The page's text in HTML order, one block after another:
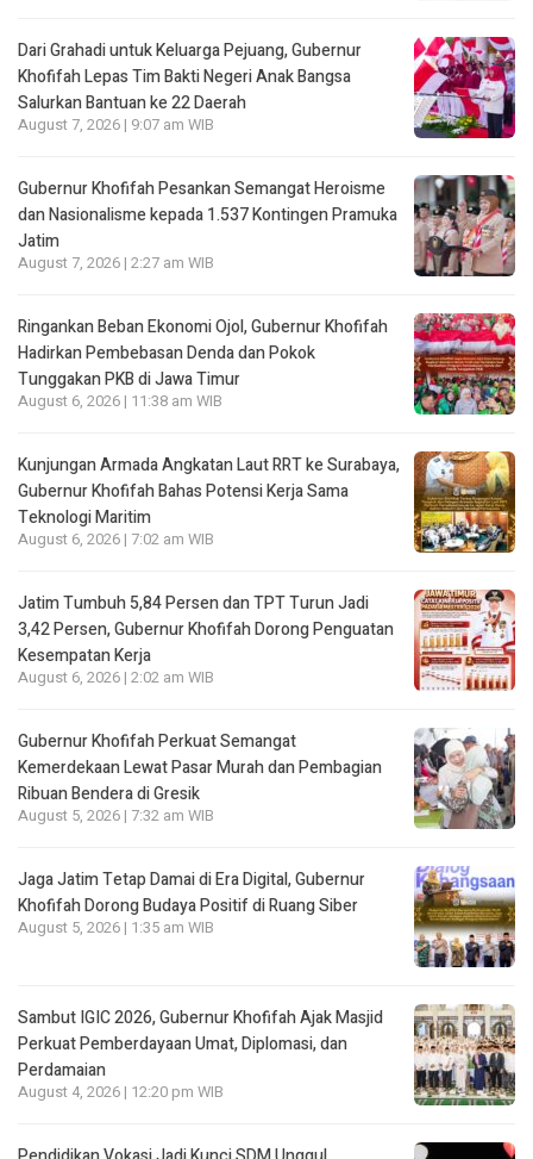
Dari Grahadi untuk Keluarga Pejuang, Gubernur
Khofifah Lepas Tim Bakti Negeri Anak Bangsa
Salurkan Bantuan ke 22 Daerah
August 7, 2026 | 9:07 am WIB
Gubernur Khofifah Pesankan Semangat Heroisme
dan Nasionalisme kepada 1.537 Kontingen Pramuka
Jatim
August 7, 2026 | 2:27 am WIB
Ringankan Beban Ekonomi Ojol, Gubernur Khofifah
Hadirkan Pembebasan Denda dan Pokok
Tunggakan PKB di Jawa Timur
August 6, 2026 | 11:38 am WIB
Kunjungan Armada Angkatan Laut RRT ke Surabaya,
Gubernur Khofifah Bahas Potensi Kerja Sama
Teknologi Maritim
August 6, 2026 | 7:02 am WIB
Jatim Tumbuh 5,84 Persen dan TPT Turun Jadi
3,42 Persen, Gubernur Khofifah Dorong Penguatan
Kesempatan Kerja
August 6, 2026 | 2:02 am WIB
Gubernur Khofifah Perkuat Semangat
Kemerdekaan Lewat Pasar Murah dan Pembagian
Ribuan Bendera di Gresik
August 5, 2026 | 7:32 am WIB
Jaga Jatim Tetap Damai di Era Digital, Gubernur
Khofifah Dorong Budaya Positif di Ruang Siber
August 5, 2026 | 1:35 am WIB
Sambut IGIC 2026, Gubernur Khofifah Ajak Masjid
Perkuat Pemberdayaan Umat, Diplomasi, dan
Perdamaian
August 4, 2026 | 12:20 pm WIB